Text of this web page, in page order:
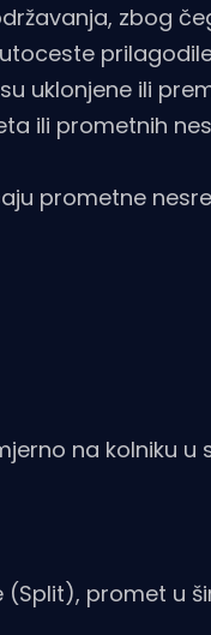
zbog
uklonjene ili
ili prometnih
prometne
na kolniku u
promet u